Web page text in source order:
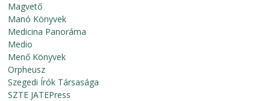
Magvető
Manó Könyvek
Medicina Panoráma
Medio
Menő Könyvek
Orpheusz
Szegedi Írók Társasága
SZTE JATEPress